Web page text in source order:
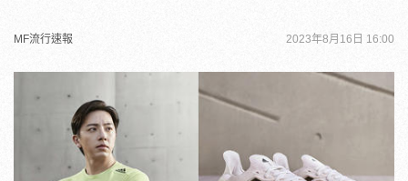
MF流行速報 2023年8月16日 16:00